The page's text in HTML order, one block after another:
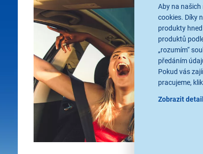
Aby na
cookies. Díky
produkty
produktů
„rozumím“
předáním
Pokud vás
pracujeme,
Zobrazit